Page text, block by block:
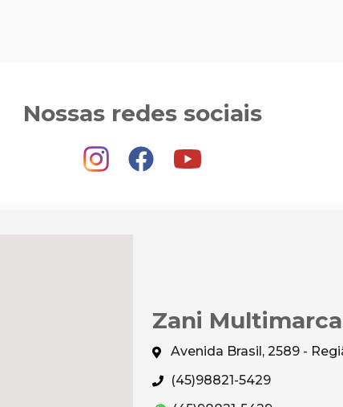
Nossas redes sociais
Zani
Avenida Brasil, 2589 -
(45)98821-5429